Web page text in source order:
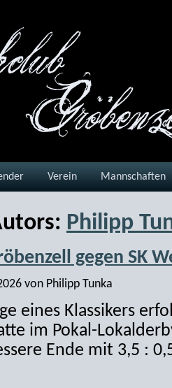
Verein Mannschaften
Philipp
gegen SK
von Philipp Tunka
eines Klassikers
im Pokal-
Ende mit 3,5 :